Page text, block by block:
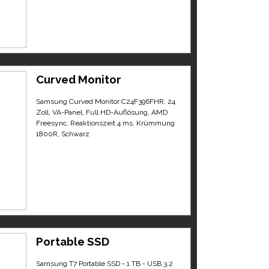
Curved Monitor
Samsung Curved Monitor C24F396FHR, 24
Zoll, VA-Panel, Full HD-Auflösung, AMD
Freesync, Reaktionszeit 4 ms, Krümmung
1800R, Schwarz
Portable SSD
Samsung T7 Portable SSD - 1 TB - USB 3.2